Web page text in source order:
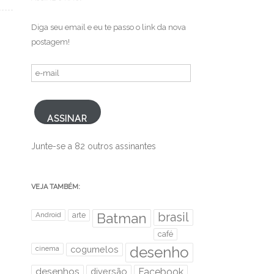
Diga seu email e eu te passo o link da nova
postagem!
e-
mail
ASSINAR
Junte-se a 82 outros assinantes
VEJA TAMBÉM:
Android arte Batman brasil
café
cinema cogumelos desenho
desenhos diversão Facebook